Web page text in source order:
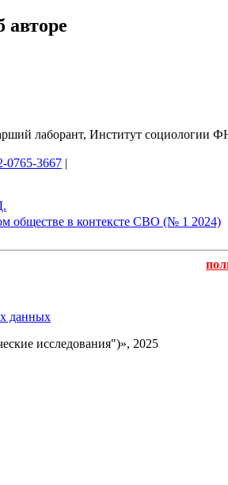
авторе
лаборант, Институт
0765-3667 |
обществе в контексте СВО (№ 1 2024)
данных
исследования")», 2025